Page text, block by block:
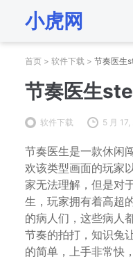
小虎网
首页 > 软件下载 > 节奏医生
节奏医生
软件下载 5 月
节奏医生是一款休闲
欢该类型画面的玩家
家无法理解，但是对
生，玩家拥有着高超
的病人们，这些病人
节奏的拍打，知识兔
的简单，上手非常快